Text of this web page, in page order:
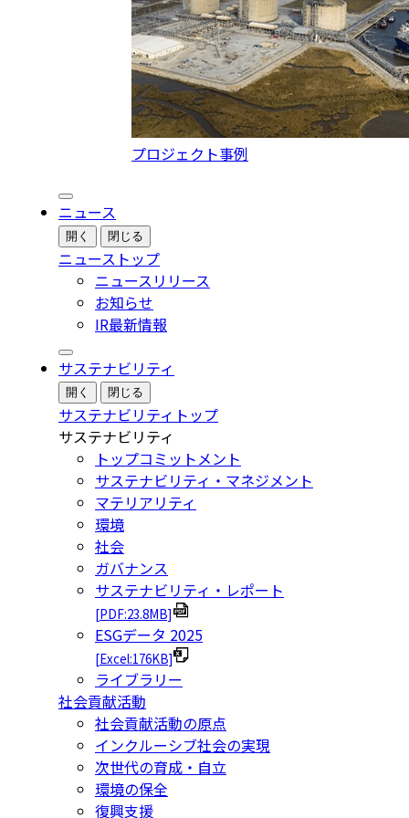
プロジェクト事例
ニュース
開く 閉じる
ニューストップ
ニュースリリース
お知らせ
IR最新情報
サステナビリティ
開く 閉じる
サステナビリティトップ
サステナビリティ
トップコミットメント
サステナビリティ・マネジメント
マテリアリティ
環境
社会
ガバナンス
サステナビリティ・レポート
[PDF:23.8MB]
ESGデータ 2025
[Excel:176KB]
ライブラリー
社会貢献活動
社会貢献活動の原点
インクルーシブ社会の実現
次世代の育成・自立
環境の保全
復興支援